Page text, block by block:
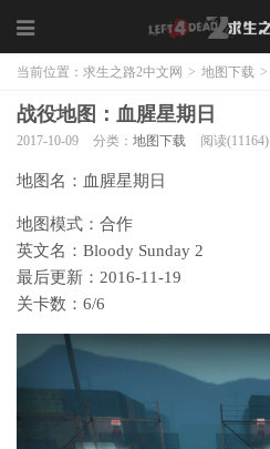
当前位置： 求生之路2中文网 > 地图下载 >
战役地图：血腥星期日
2017-10-09 分类： 地图下载 阅读(11164)
地图名：血腥星期日
地图模式：合作
英文名：Bloody Sunday 2
最后更新：2016-11-19
关卡数：6/6